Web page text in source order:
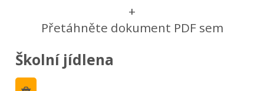
+
Přetáhněte dokument PDF sem
Školní jídlena